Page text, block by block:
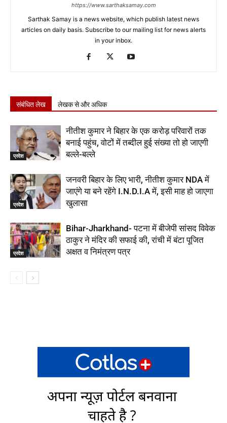
https://www.sarthaksamay.com
Sarthak Samay is a news website, which publish latest news
articles on daily basis. Subscribe to our mailing list for news alerts
in your inbox.
संबंधित लेख लेखक से और अधिक
प्रदेश
नीतीश कुमार ने बिहार के एक करोड़ परिवारों तक
बनाई पहुंच, वोटों में तब्दील हुई संख्या तो हो जाएगी
बल्ले-बल्ले
प्रदेश
जनवरी बिहार के लिए भारी, नीतीश कुमार NDA में
जाएंगे या बने रहेंगे I.N.D.I.A में, इसी माह हो जाएगा
खुलासा
प्रदेश
Bihar-Jharkhand- पटना में बीजेपी सांसद विवेक
ठाकुर ने मंदिर की सफाई की, रांची में बंटा पूजित
अक्षत व निमंत्रण पत्र